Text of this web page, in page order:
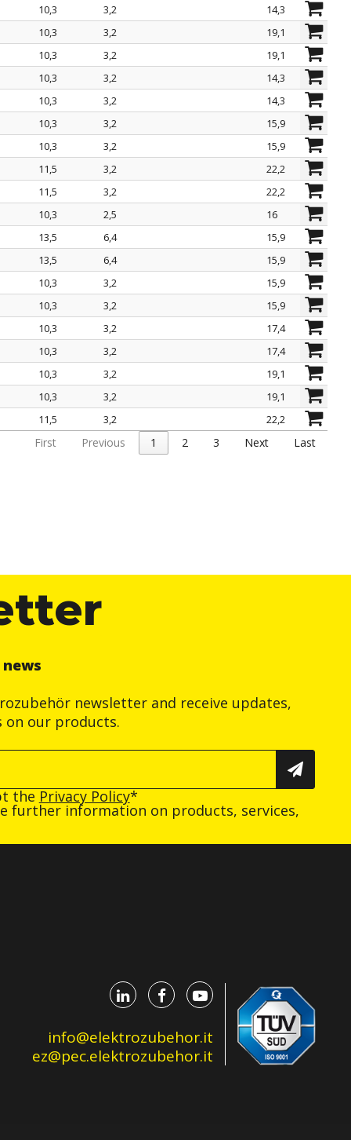
10,3 3,2
14,3
10,3 3,2
19,1
10,3 3,2
19,1
10,3 3,2
14,3
10,3 3,2
14,3
10,3 3,2
15,9
10,3 3,2
15,9
11,5 3,2
22,2
11,5 3,2
22,2
10,3 2,5
16
13,5 6,4
15,9
13,5 6,4
15,9
10,3 3,2
15,9
10,3 3,2
15,9
10,3 3,2
17,4
10,3 3,2
17,4
10,3 3,2
19,1
10,3 3,2
19,1
11,5 3,2
22,2
First Previous 1 2 3 Next Last
newsletter and receive updates,
on our products.
the Privacy Policy*
further information on products, services,
info@elektrozubehor.it
ez@pec.elektrozubehor.it